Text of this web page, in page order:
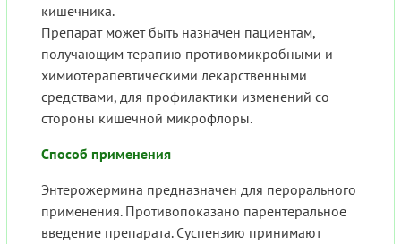
кишечника.
Препарат может быть назначен пациентам,
получающим терапию противомикробными и
химиотерапевтическими лекарственными
средствами, для профилактики изменений со
стороны кишечной микрофлоры.
Способ применения
Энтерожермина предназначен для перорального
применения. Противопоказано парентеральное
введение препарата. Суспензию принимают